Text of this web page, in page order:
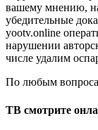
вашему мнению,
убедительные
yootv.online
нарушении
числе удалим
По любым
ТВ смотрите